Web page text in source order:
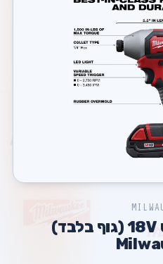
מברגת אימפקט 18V (גוף בלבד)